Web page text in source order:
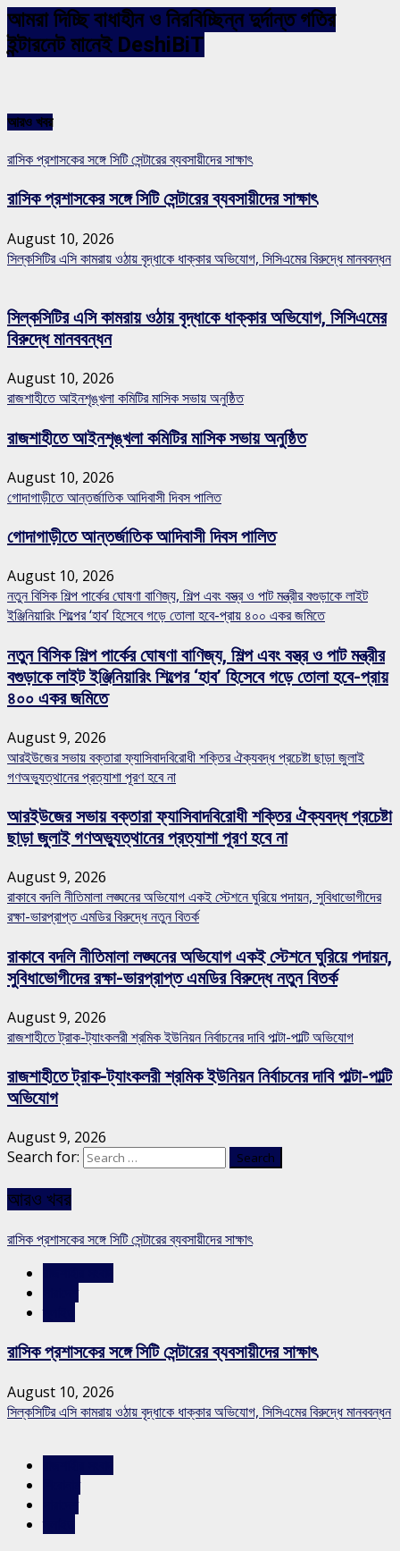
আমরা দিচ্ছি বাধাহীন ও নিরবিচ্ছিন্ন দুর্দান্ত গতির
ইন্টারনেট মানেই DeshiBiT
আরও খবর
রাসিক প্রশাসকের সঙ্গে সিটি সেন্টারের ব্যবসায়ীদের সাক্ষাৎ
রাসিক প্রশাসকের সঙ্গে সিটি সেন্টারের ব্যবসায়ীদের সাক্ষাৎ
August 10, 2026
সিল্কসিটির এসি কামরায় ওঠায় বৃদ্ধাকে ধাক্কার অভিযোগ, সিসিএমের বিরুদ্ধে মানববন্ধন
সিল্কসিটির এসি কামরায় ওঠায় বৃদ্ধাকে ধাক্কার অভিযোগ, সিসিএমের
বিরুদ্ধে মানববন্ধন
August 10, 2026
রাজশাহীতে আইনশৃঙ্খলা কমিটির মাসিক সভায় অনুষ্ঠিত
রাজশাহীতে আইনশৃঙ্খলা কমিটির মাসিক সভায় অনুষ্ঠিত
August 10, 2026
গোদাগাড়ীতে আন্তর্জাতিক আদিবাসী দিবস পালিত
গোদাগাড়ীতে আন্তর্জাতিক আদিবাসী দিবস পালিত
August 10, 2026
নতুন বিসিক শিল্প পার্কের ঘোষণা বাণিজ্য, শিল্প এবং বস্ত্র ও পাট মন্ত্রীর বগুড়াকে লাইট
ইঞ্জিনিয়ারিং শিল্পের ‘হাব’ হিসেবে গড়ে তোলা হবে-প্রায় ৪০০ একর জমিতে
নতুন বিসিক শিল্প পার্কের ঘোষণা বাণিজ্য, শিল্প এবং বস্ত্র ও পাট মন্ত্রীর
বগুড়াকে লাইট ইঞ্জিনিয়ারিং শিল্পের ‘হাব’ হিসেবে গড়ে তোলা হবে-প্রায়
৪০০ একর জমিতে
August 9, 2026
আরইউজের সভায় বক্তারা ফ্যাসিবাদবিরোধী শক্তির ঐক্যবদ্ধ প্রচেষ্টা ছাড়া জুলাই
গণঅভ্যুত্থানের প্রত্যাশা পূরণ হবে না
আরইউজের সভায় বক্তারা ফ্যাসিবাদবিরোধী শক্তির ঐক্যবদ্ধ প্রচেষ্টা
ছাড়া জুলাই গণঅভ্যুত্থানের প্রত্যাশা পূরণ হবে না
August 9, 2026
রাকাবে বদলি নীতিমালা লঙ্ঘনের অভিযোগ একই স্টেশনে ঘুরিয়ে পদায়ন, সুবিধাভোগীদের
রক্ষা-ভারপ্রাপ্ত এমডির বিরুদ্ধে নতুন বিতর্ক
রাকাবে বদলি নীতিমালা লঙ্ঘনের অভিযোগ একই স্টেশনে ঘুরিয়ে পদায়ন,
সুবিধাভোগীদের রক্ষা-ভারপ্রাপ্ত এমডির বিরুদ্ধে নতুন বিতর্ক
August 9, 2026
রাজশাহীতে ট্রাক-ট্যাংকলরী শ্রমিক ইউনিয়ন নির্বাচনের দাবি পাল্টা-পাল্টি অভিযোগ
রাজশাহীতে ট্রাক-ট্যাংকলরী শ্রমিক ইউনিয়ন নির্বাচনের দাবি পাল্টা-পাল্টি
অভিযোগ
August 9, 2026
Search for:
আরও খবর
রাসিক প্রশাসকের সঙ্গে সিটি সেন্টারের ব্যবসায়ীদের সাক্ষাৎ
রাসিক প্রশাসকের সঙ্গে সিটি সেন্টারের ব্যবসায়ীদের সাক্ষাৎ
August 10, 2026
সিল্কসিটির এসি কামরায় ওঠায় বৃদ্ধাকে ধাক্কার অভিযোগ, সিসিএমের বিরুদ্ধে মানববন্ধন